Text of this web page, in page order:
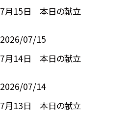
7月15日 本日の献立
2026/07/15
7月14日 本日の献立
2026/07/14
7月13日 本日の献立